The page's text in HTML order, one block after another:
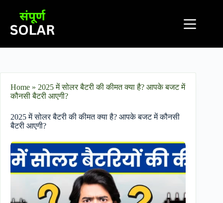
Home » 2025 में सोलर बैटरी की कीमत क्या है? आपके बजट में
कौनसी बैटरी आएगी?
2025 में सोलर बैटरी की कीमत क्या है? आपके बजट में कौनसी
बैटरी आएगी?